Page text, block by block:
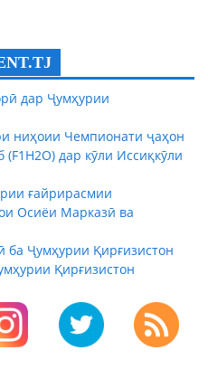
дар Ҷумҳурии
ниҳоии Чемпионати ҷаҳон
дар кӯли Иссиқкӯли
ғайрирасмии
Осиёи Марказӣ ва
ба Ҷумҳурии Қирғизистон
Қирғизистон